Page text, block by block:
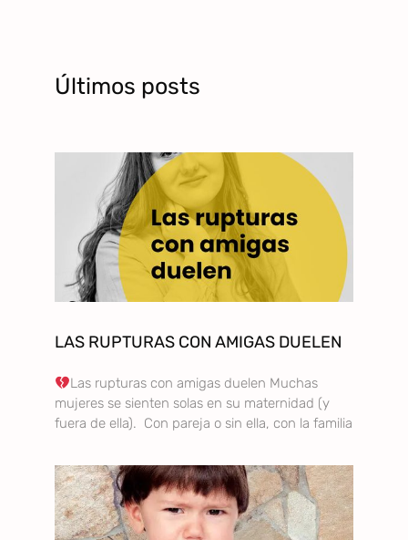
Últimos posts
LAS RUPTURAS CON AMIGAS DUELEN
Las rupturas con amigas duelen Muchas
mujeres se sienten solas en su maternidad (y
fuera de ella). Con pareja o sin ella, con la familia